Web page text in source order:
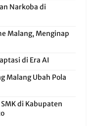
Narkoba di
Malang, Menginap
di Era AI
Malang Ubah Pola
di Kabupaten